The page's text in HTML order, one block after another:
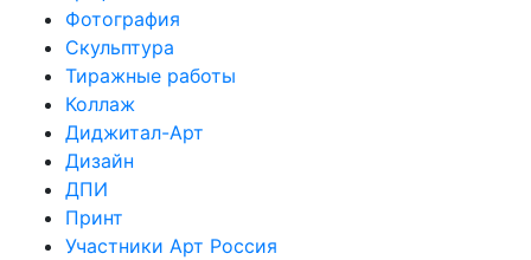
Фотография
Скульптура
Тиражные работы
Коллаж
Диджитал-Арт
Дизайн
ДПИ
Принт
Участники Арт Россия